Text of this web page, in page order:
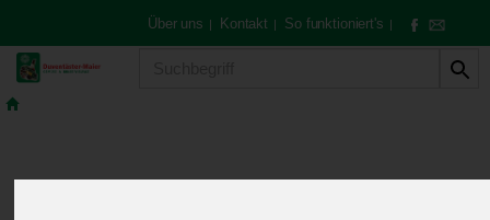
Über uns | Kontakt | So funktioniert's |